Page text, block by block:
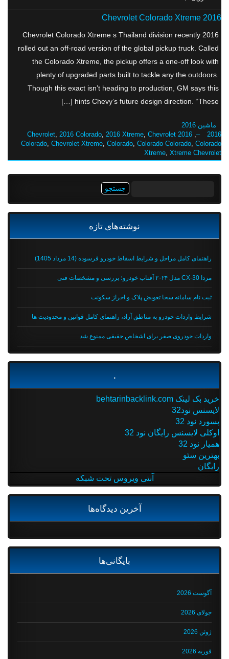
2016 Chevrolet Colorado Xtreme
2016 Chevrolet Colorado Xtreme s Thailand division recently
rolled out an off-road version of the global pickup truck. Called
the Colorado Xtreme, the pickup offers a one-off look with
plenty of upgraded parts built to tackle any the outdoors.
Though this exact isn’t heading to production, GM says this
hints Chevy’s future design direction. “These […]
ماشین 2016
2016 –
,
2016 Chevrolet
,2016 Colorado,2016 Xtreme,Chevrolet
Colorado,Chevrolet Xtreme,Colorado,Colorado Colorado,Colorado
Xtreme,Xtreme Chevrolet
نوشته‌های تازه
راهنمای کامل مراحل و شرایط اسقاط خودرو فرسوده (14 مرداد 1405)
مزدا CX-30 مدل ۲۰۲۴ آفتاب خودرو؛ بررسی و مشخصات فنی
ثبت نام سامانه سخا تعویض پلاک و احراز سکونت
شرایط واردات خودرو به مناطق آزاد، راهنمای کامل قوانین و محدودیت ها
واردات خودروی صفر برای اشخاص حقیقی ممنوع شد
خرید بک لینک behtarinbacklink.com
لایسنس نود32
پسورد نود 32
اوکلی لایسنس رایگان نود 32
همیار نود 32
بهترین سئو
رایگان
آنتی ویروس تحت شبکه
آخرین دیدگاه‌ها
بایگانی‌ها
آگوست 2026
جولای 2026
ژوئن 2026
فوریه 2026